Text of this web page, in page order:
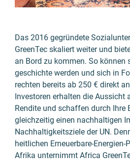
Das 2016 gegründete
GreenTec skaliert weiter und
an Bord zu kommen. So können
geschichte werden und sich in
rechten bereits ab 250 € direkt
Investoren erhalten die Aussicht
Rendite und schaffen durch Ihre
gleichzeitig einen nachhaltigen
Nach­haltig­keits­ziele der UN.
heitlichen Erneuerbare-
Afrika unternimmt Africa